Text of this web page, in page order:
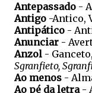
Antepassado -
Antigo -Antico,
Antipático -
Anunciar -
Anzol -
Sgranfieto,
Ao menos -
Ao pé da letra-